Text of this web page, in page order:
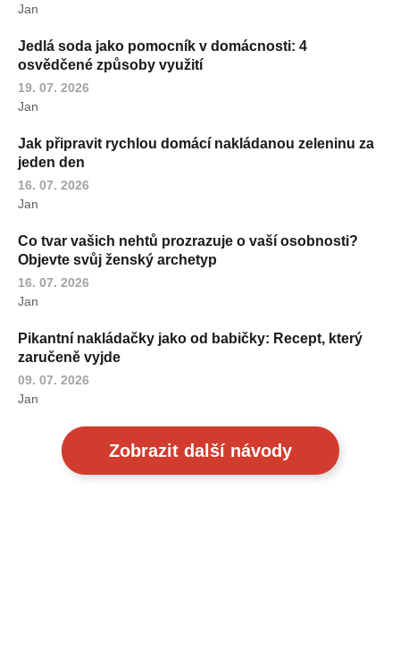
Jan
Jedlá soda jako pomocník v domácnosti: 4
osvědčené způsoby využití
19. 07. 2026
Jan
Jak připravit rychlou domácí nakládanou zeleninu za
jeden den
16. 07. 2026
Jan
Co tvar vašich nehtů prozrazuje o vaší osobnosti?
Objevte svůj ženský archetyp
16. 07. 2026
Jan
Pikantní nakládačky jako od babičky: Recept, který
zaručeně vyjde
09. 07. 2026
Jan
Zobrazit další návody